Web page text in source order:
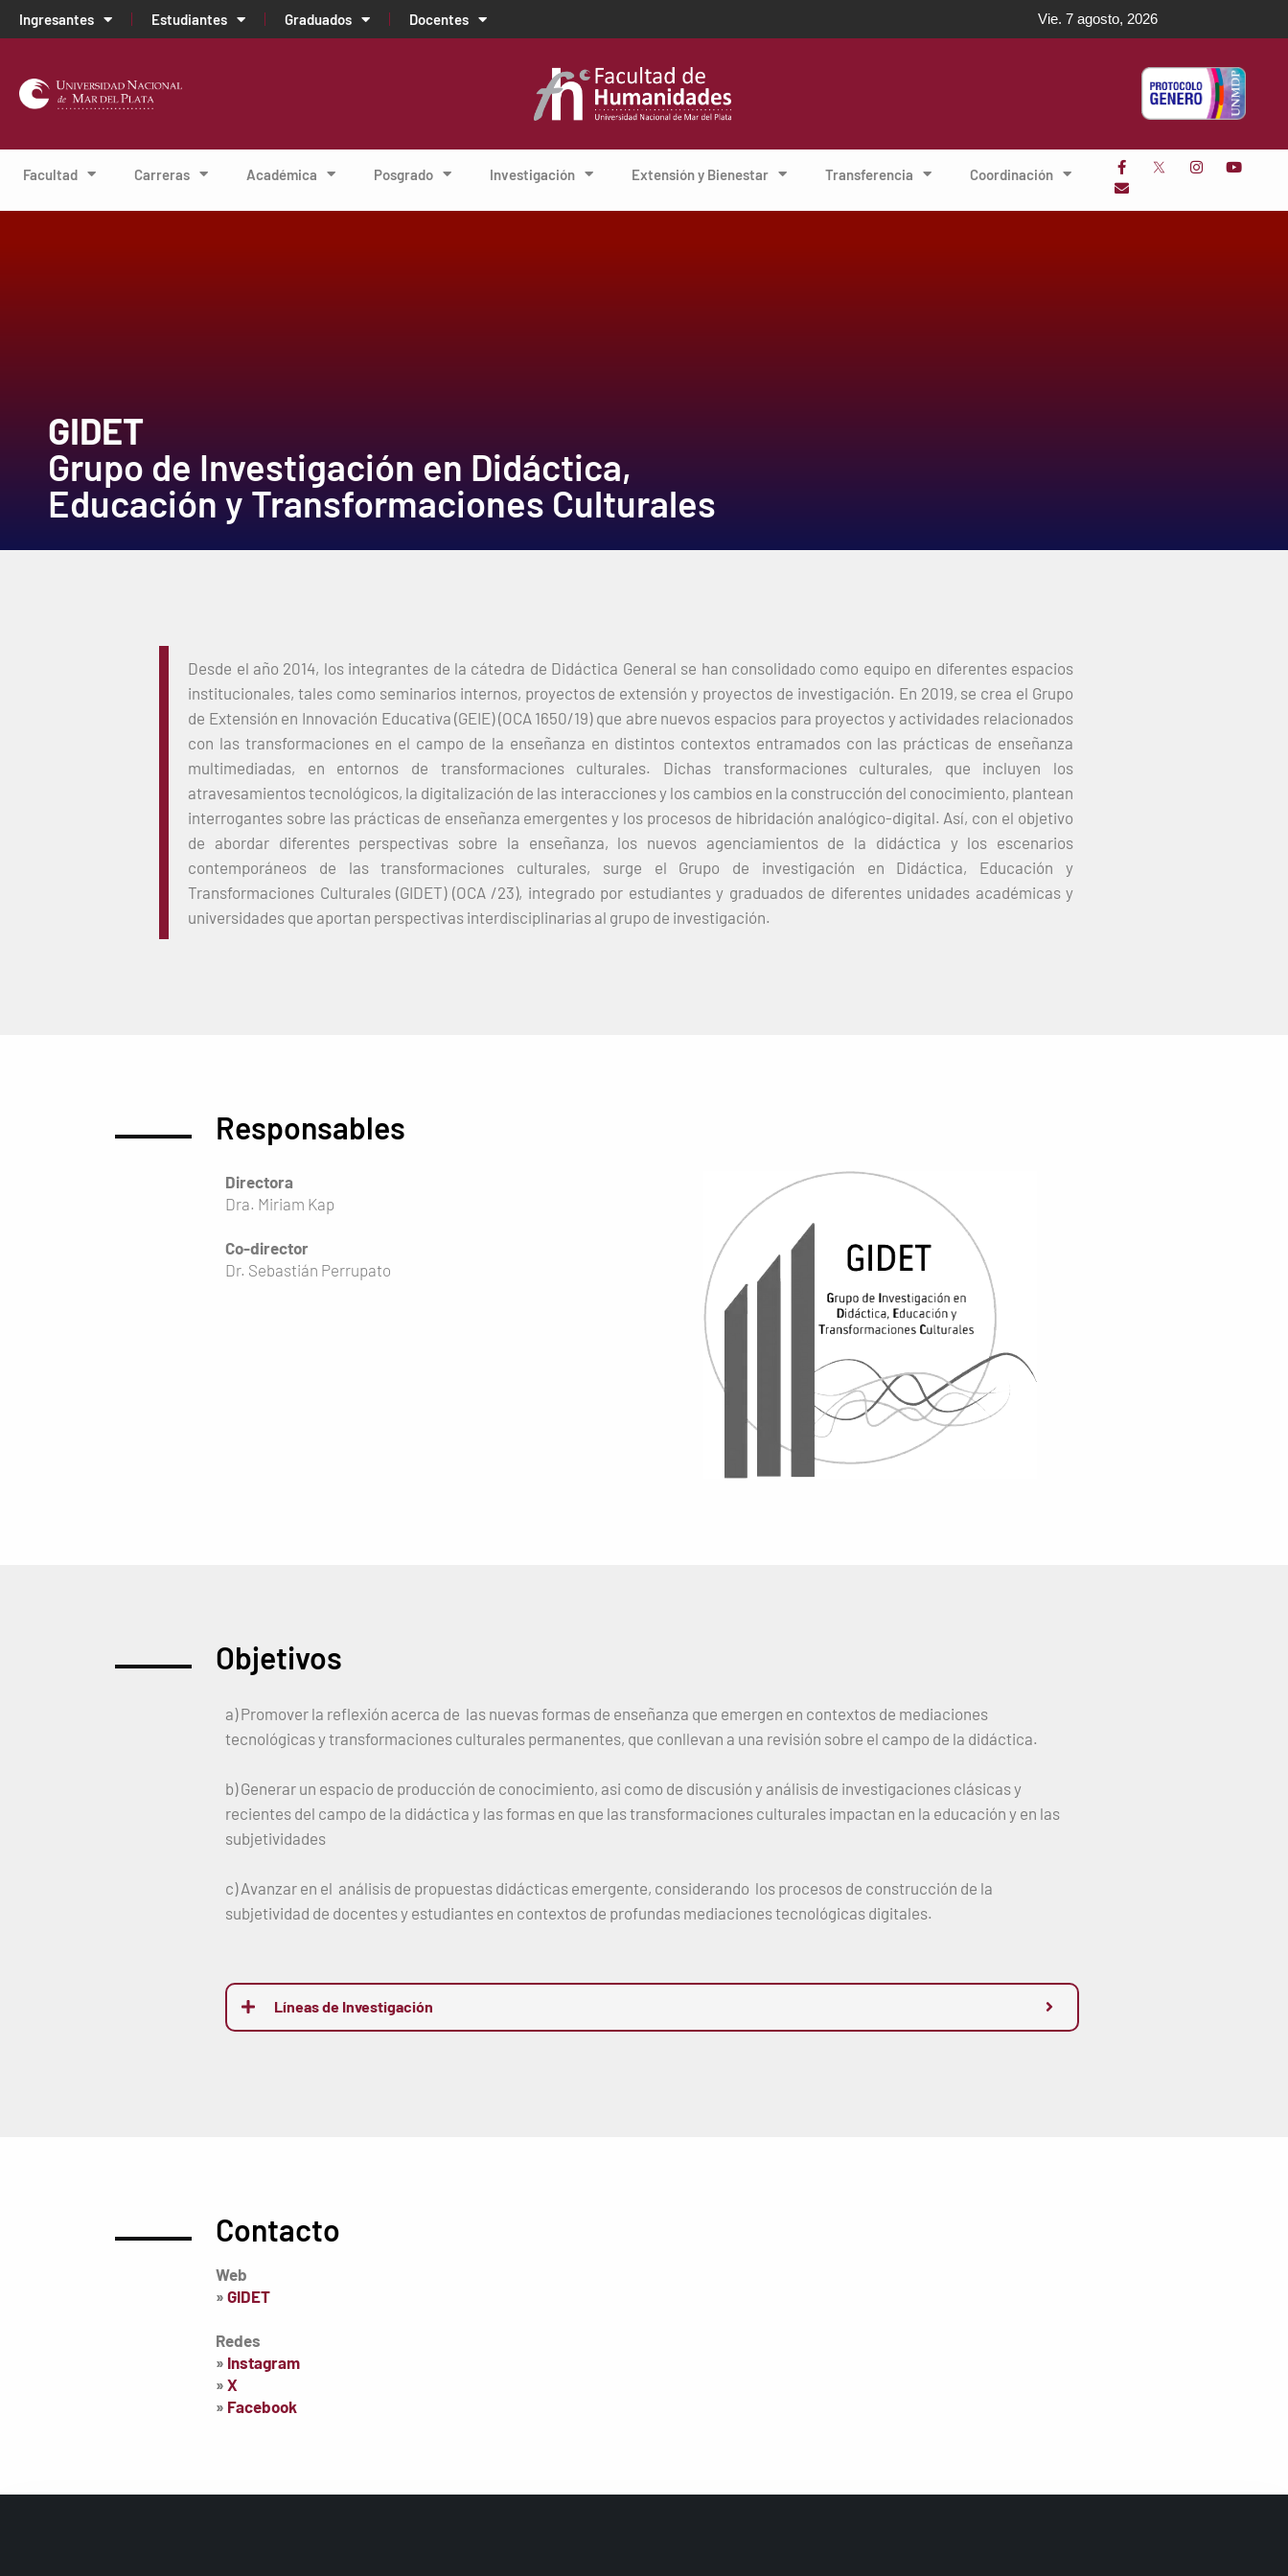
Ingresantes Estudiantes Graduados Docentes Vie. 7 agosto, 2026
Facultad Carreras Académica Posgrado Investigación Extensión y Bienestar Transferencia Coordinación
GIDET
Grupo de Investigación en Didáctica,
Educación y Transformaciones Culturales
Desde el año 2014, los integrantes de la cátedra de Didáctica General se han consolidado como equipo en diferentes espacios
institucionales, tales como seminarios internos, proyectos de extensión y proyectos de investigación. En 2019, se crea el Grupo
de Extensión en Innovación Educativa (GEIE) (OCA 1650/19) que abre nuevos espacios para proyectos y actividades relacionados
con las transformaciones en el campo de la enseñanza en distintos contextos entramados con las prácticas de enseñanza
multimediadas, en entornos de transformaciones culturales. Dichas transformaciones culturales, que incluyen los
atravesamientos tecnológicos, la digitalización de las interacciones y los cambios en la construcción del conocimiento, plantean
interrogantes sobre las prácticas de enseñanza emergentes y los procesos de hibridación analógico-digital. Así, con el objetivo
de abordar diferentes perspectivas sobre la enseñanza, los nuevos agenciamientos de la didáctica y los escenarios
contemporáneos de las transformaciones culturales, surge el Grupo de investigación en Didáctica, Educación y
Transformaciones Culturales (GIDET) (OCA /23), integrado por estudiantes y graduados de diferentes unidades académicas y
universidades que aportan perspectivas interdisciplinarias al grupo de investigación.
Responsables
Directora
Dra. Miriam Kap
Co-director
Dr. Sebastián Perrupato
Objetivos
a) Promover la reflexión acerca de las nuevas formas de enseñanza que emergen en contextos de mediaciones
tecnológicas y transformaciones culturales permanentes, que conllevan a una revisión sobre el campo de la didáctica.
b) Generar un espacio de producción de conocimiento, asi como de discusión y análisis de investigaciones clásicas y
recientes del campo de la didáctica y las formas en que las transformaciones culturales impactan en la educación y en las
subjetividades
c) Avanzar en el análisis de propuestas didácticas emergente, considerando los procesos de construcción de la
subjetividad de docentes y estudiantes en contextos de profundas mediaciones tecnológicas digitales.
Líneas de Investigación
Contacto
Web
» GIDET
Redes
» Instagram
» X
» Facebook